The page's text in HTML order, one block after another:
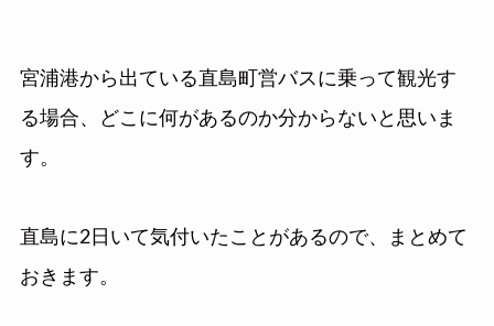
宮浦港から出ている直島町営バスに乗って観光す
る場合、どこに何があるのか分からないと思いま
す。
直島に2日いて気付いたことがあるので、まとめて
おきます。